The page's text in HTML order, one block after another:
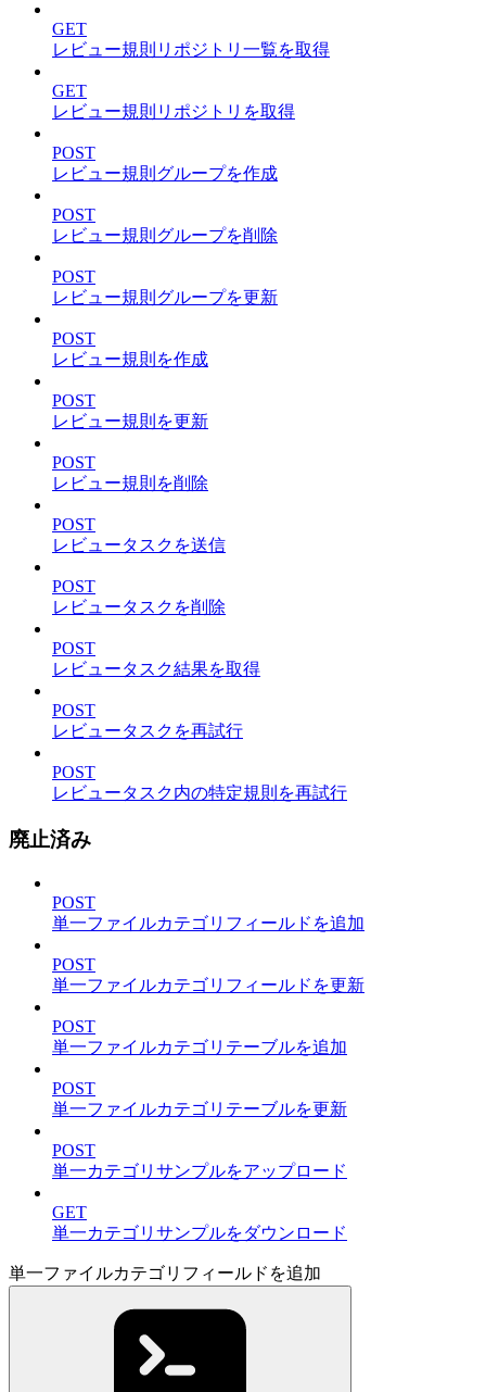
GET
レビュー規則リポジトリ一覧を取得
GET
レビュー規則リポジトリを取得
POST
レビュー規則グループを作成
POST
レビュー規則グループを削除
POST
レビュー規則グループを更新
POST
レビュー規則を作成
POST
レビュー規則を更新
POST
レビュー規則を削除
POST
レビュータスクを送信
POST
レビュータスクを削除
POST
レビュータスク結果を取得
POST
レビュータスクを再試行
POST
レビュータスク内の特定規則を再試行
廃止済み
POST
単一ファイルカテゴリフィールドを追加
POST
単一ファイルカテゴリフィールドを更新
POST
単一ファイルカテゴリテーブルを追加
POST
単一ファイルカテゴリテーブルを更新
POST
単一カテゴリサンプルをアップロード
GET
単一カテゴリサンプルをダウンロード
単一ファイルカテゴリフィールドを追加